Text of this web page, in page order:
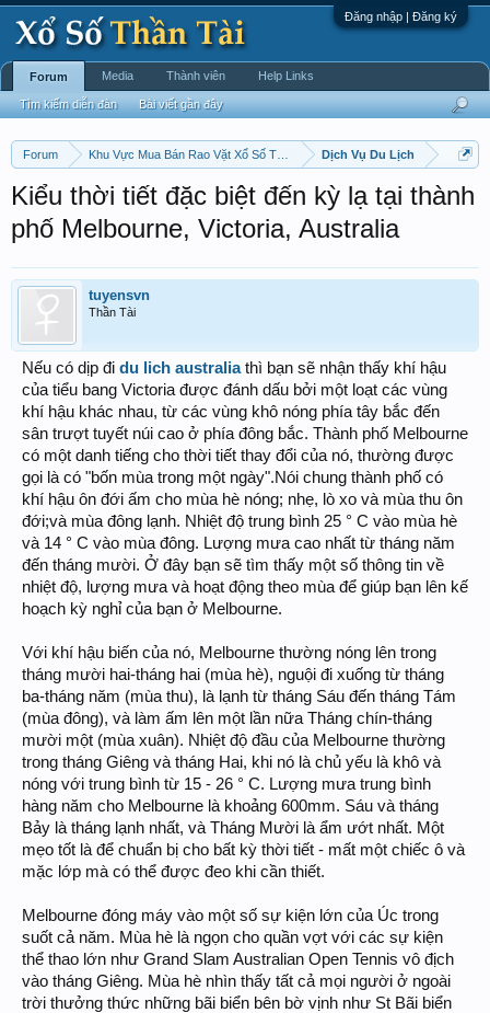
Đăng nhập | Đăng ký
Forum Khu Vực Mua Bán Rao Vặt Xổ Số Thần Tài Chấm Cơm !
Dịch Vụ Du Lịch
Kiểu thời tiết đặc biệt đến kỳ lạ tại thành
phố Melbourne, Victoria, Australia
tuyensvn
Thần Tài
Nếu có dịp đi du lich australiathì bạn sẽ nhận thấy khí hậu
của tiểu bang Victoria được đánh dấu bởi một loạt các vùng
khí hậu khác nhau, từ các vùng khô nóng phía tây bắc đến
sân trượt tuyết núi cao ở phía đông bắc. Thành phố Melbourne
có một danh tiếng cho thời tiết thay đổi của nó, thường được
gọi là có "bốn mùa trong một ngày".Nói chung thành phố có
khí hậu ôn đới ấm cho mùa hè nóng; nhẹ, lò xo và mùa thu ôn
đới;và mùa đông lạnh. Nhiệt độ trung bình 25 ° C vào mùa hè
và 14 ° C vào mùa đông. Lượng mưa cao nhất từ tháng năm
đến tháng mười. Ở đây bạn sẽ tìm thấy một số thông tin về
nhiệt độ, lượng mưa và hoạt động theo mùa để giúp bạn lên kế
hoạch kỳ nghỉ của bạn ở Melbourne.
Với khí hậu biến của nó, Melbourne thường nóng lên trong
tháng mười hai-tháng hai (mùa hè), nguội đi xuống từ tháng
ba-tháng năm (mùa thu), là lạnh từ tháng Sáu đến tháng Tám
(mùa đông), và làm ấm lên một lần nữa Tháng chín-tháng
mười một (mùa xuân). Nhiệt độ đầu của Melbourne thường
trong tháng Giêng và tháng Hai, khi nó là chủ yếu là khô và
nóng với trung bình từ 15 - 26 ° C. Lượng mưa trung bình
hàng năm cho Melbourne là khoảng 600mm. Sáu và tháng
Bảy là tháng lạnh nhất, và Tháng Mười là ẩm ướt nhất. Một
mẹo tốt là để chuẩn bị cho bất kỳ thời tiết - mất một chiếc ô và
mặc lớp mà có thể được đeo khi cần thiết.
Melbourne đóng máy vào một số sự kiện lớn của Úc trong
suốt cả năm. Mùa hè là ngọn cho quần vợt với các sự kiện
thể thao lớn như Grand Slam Australian Open Tennis vô địch
vào tháng Giêng. Mùa hè nhìn thấy tất cả mọi người ở ngoài
trời thưởng thức những bãi biển bên bờ vịnh như St Bãi biển
Forum
Tìm kiếm diễn đàn Bài viết gần đây
Media Thành viên Help Links